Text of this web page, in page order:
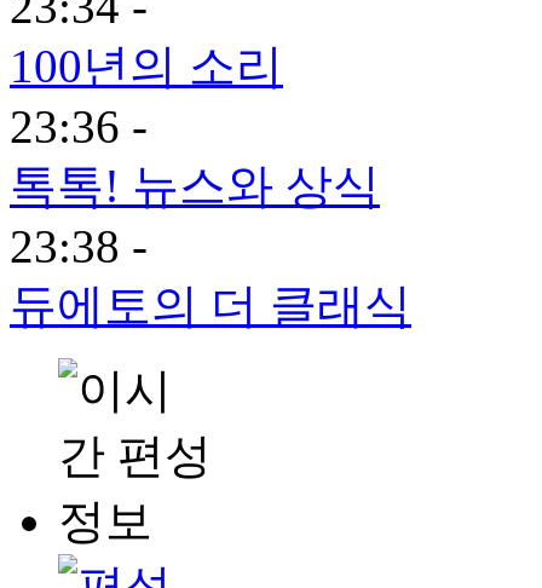
100년의 소리
23:36 -
톡톡! 뉴스와 상식
23:38 -
듀에토의 더 클래식